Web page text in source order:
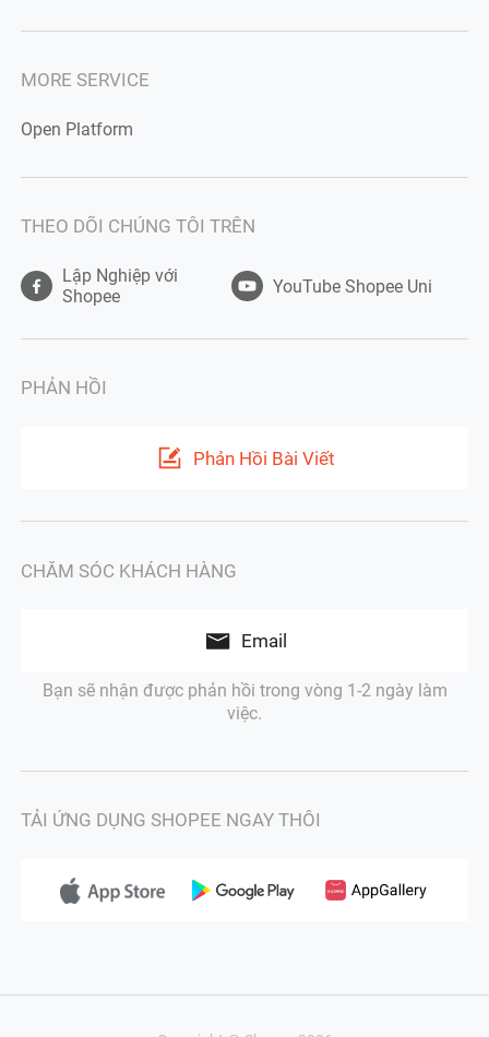
MORE SERVICE
Open Platform
THEO DÕI CHÚNG TÔI TRÊN
Lập Nghiệp với
Shopee
YouTube Shopee Uni
PHẢN HỒI
Phản Hồi Bài Viết
CHĂM SÓC KHÁCH HÀNG
Email
Bạn sẽ nhận được phản hồi trong vòng 1-2 ngày làm
việc.
TẢI ỨNG DỤNG SHOPEE NGAY THÔI